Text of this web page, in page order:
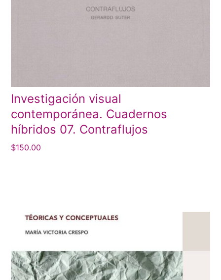
Investigación visual
contemporánea. Cuadernos
híbridos 07. Contraflujos
$150.00